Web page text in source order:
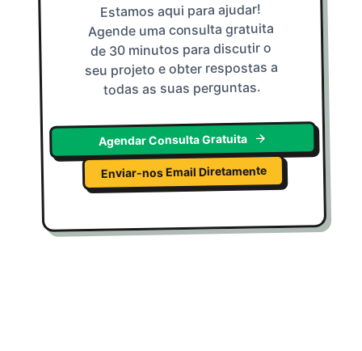
Estamos aqui para ajudar!
Agende uma consulta gratuita
de 30 minutos para discutir o
seu projeto e obter respostas a
todas as suas perguntas.
Agendar Consulta Gratuita
Enviar-nos Email Diretamente